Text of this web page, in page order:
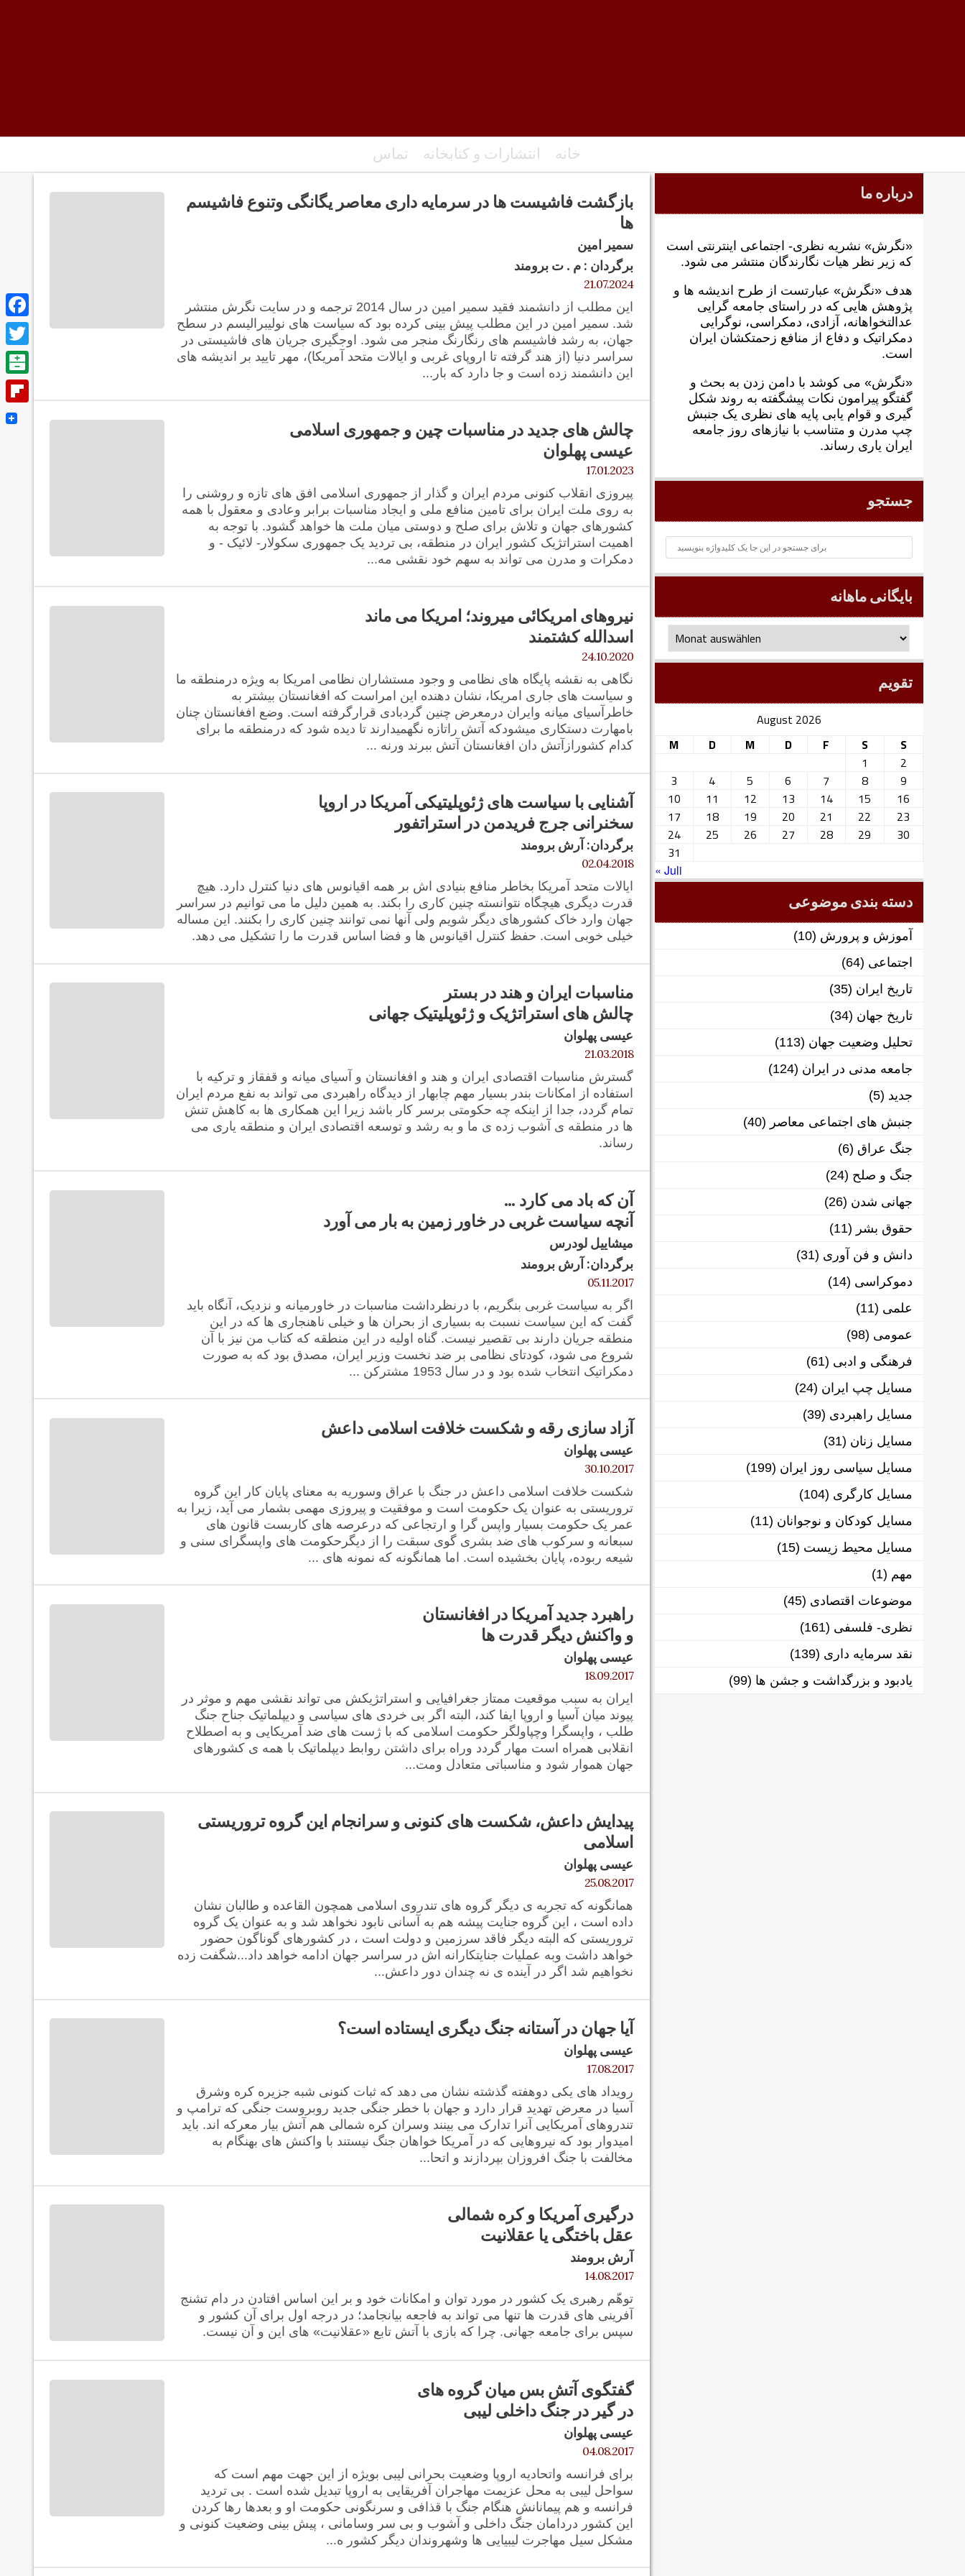
تماس انتشارات و کتابخانه خانه
بازگشت فاشیست ها در سرمایه داری معاصر یگانگی وتنوع فاشیسم
ها
سمیر امین
برگردان : م . ت برومند
21.07.2024
این مطلب از دانشمند فقید سمیر امین در سال 2014 ترجمه و در سایت نگرش منتشر
شد. سمیر امین در این مطلب پیش بینی کرده بود که سیاست های نولیبرالیسم در سطح
جهان، به رشد فاشیسم های رنگارنگ منجر می شود. اوجگیری جریان های فاشیستی در
سراسر دنیا (از هند گرفته تا اروپای غربی و ایالات متحد آمریکا)، مهر تایید بر اندیشه های
این دانشمند زده است و جا دارد که بار...
چالش های جدید در مناسبات چین و جمهوری اسلامی
عیسی پهلوان
17.01.2023
پیروزی انقلاب کنونی مردم ایران و گذار از جمهوری اسلامی افق های تازه و روشنی را
به روی ملت ایران برای تامین منافع ملی و ایجاد مناسبات برابر وعادی و معقول با همه
کشورهای جهان و تلاش برای صلح و دوستی میان ملت ها خواهد گشود. با توجه به
اهمیت استراتژیک کشور ایران در منطقه، بی تردید یک جمهوری سکولار- لائیک - و
دمکرات و مدرن می تواند به سهم خود نقشی مه...
نیروهای امریکائی میروند؛ امریکا می ماند
اسدالله کشتمند
24.10.2020
نگاهی به نقشه پایگاه های نظامی و وجود مستشاران نظامی امریکا به ویژه درمنطقه ما
و سیاست های جاری امریکا، نشان دهنده این امراست که افغانستان بیشتر به
خاطرآسیای میانه وایران درمعرض چنین گردبادی قرارگرفته است. وضع افغانستان چنان
بامهارت دستکاری میشودکه آتش راتازه نگهمیدارند تا دیده شود که درمنطقه ما برای
کدام کشورازآتش دان افغانستان آتش ببرند ورنه ...
آشنایی با سیاست های ژئوپلیتیکی آمریکا در اروپا
سخنرانی جرج فریدمن در استراتفور
برگردان: آرش برومند
02.04.2018
ایالات متحد آمریکا بخاطر منافع بنیادی اش بر همه اقیانوس های دنیا کنترل دارد. هیچ
قدرت دیگری هیچگاه نتوانسته چنین کاری را بکند. به همین دلیل ما می توانیم در سراسر
جهان وارد خاک کشورهای دیگر شویم ولی آنها نمی توانند چنین کاری را بکنند. این مساله
خیلی خوبی است. حفظ کنترل اقیانوس ها و فضا اساس قدرت ما را تشکیل می دهد.
مناسبات ایران و هند در بستر
چالش های استراتژیک و ژئوپلیتیک جهانی
عیسی پهلوان
21.03.2018
گسترش مناسبات اقتصادی ایران و هند و افغانستان و آسیای میانه و قفقاز و ترکیه با
استفاده از امکانات بندر بسیار مهم چابهار از دیدگاه راهبردی می تواند به نفع مردم ایران
تمام گردد، جدا از اینکه چه حکومتی برسر کار باشد زیرا این همکاری ها به کاهش تنش
ها در منطقه ی آشوب زده ی ما و به رشد و توسعه اقتصادی ایران و منطقه یاری می
رساند.
آن که باد می کارد …
آنچه سیاست غربی در خاور زمین به بار می آورد
میشاییل لودرس
برگردان: آرش برومند
05.11.2017
اگر به سیاست غربی بنگریم، با درنظرداشت مناسبات در خاورمیانه و نزدیک، آنگاه باید
گفت که این سیاست نسبت به بسیاری از بحران ها و خیلی ناهنجاری ها که در این
منطقه جریان دارند بی تقصیر نیست. گناه اولیه در این منطقه که کتاب من نیز با آن
شروع می شود، کودتای نظامی بر ضد نخست وزیر ایران، مصدق بود که به صورت
دمکراتیک انتخاب شده بود و در سال 1953 مشترکن ...
آزاد سازی رقه و شکست خلافت اسلامی داعش
عیسی پهلوان
30.10.2017
شکست خلافت اسلامی داعش در جنگ با عراق وسوریه به معنای پایان کار این گروه
تروریستی به عنوان یک حکومت است و موفقیت و پیروزی مهمی بشمار می آید، زیرا به
عمر یک حکومت بسیار واپس گرا و ارتجاعی که درعرصه های کاربست قانون های
سبعانه و سرکوب های ضد بشری گوی سبقت را از دیگرحکومت های واپسگرای سنی و
شیعه ربوده، پایان بخشیده است. اما همانگونه که نمونه های ...
راهبرد جدید آمریکا در افغانستان
و واکنش دیگر قدرت ها
عیسی پهلوان
18.09.2017
ایران به سبب موقعیت ممتاز جغرافیایی و استراتژیکش می تواند نقشی مهم و موثر در
پیوند میان آسیا و اروپا ایفا کند، البته اگر بی خردی های سیاسی و دیپلماتیک جناح جنگ
طلب ، واپسگرا وچپاولگر حکومت اسلامی که با ژست های ضد آمریکایی و به اصطلاح
انقلابی همراه است مهار گردد وراه برای داشتن روابط دیپلماتیک با همه ی کشورهای
جهان هموار شود و مناسباتی متعادل ومت...
پیدایش داعش، شکست های کنونی و سرانجام این گروه تروریستی
اسلامی
عیسی پهلوان
25.08.2017
همانگونه که تجربه ی دیگر گروه های تندروی اسلامی همچون القاعده و طالبان نشان
داده است ، این گروه جنایت پیشه هم به آسانی نابود نخواهد شد و به عنوان یک گروه
تروریستی که البته دیگر فاقد سرزمین و دولت است ، در کشورهای گوناگون حضور
خواهد داشت وبه عملیات جنایتکارانه اش در سراسر جهان ادامه خواهد داد...شگفت زده
نخواهیم شد اگر در آینده ی نه چندان دور داعش...
آیا جهان در آستانه جنگ دیگری ایستاده است؟
عیسی پهلوان
17.08.2017
رویداد های یکی دوهفته گذشته نشان می دهد که ثبات کنونی شبه جزیره کره وشرق
آسیا در معرض تهدید قرار دارد و جهان با خطر جنگی جدید روبروست جنگی که ترامپ و
تندروهای آمریکایی آنرا تدارک می بینند وسران کره شمالی هم آتش بیار معرکه اند. باید
امیدوار بود که نیروهایی که در آمریکا خواهان جنگ نیستند با واکنش های بهنگام به
مخالفت با جنگ افروزان بپردازند و اتحا...
درگیری آمریکا و کره شمالی
عقل باختگی یا عقلانیت
آرش برومند
14.08.2017
توهّم رهبری یک کشور در مورد توان و امکانات خود و بر این اساس افتادن در دام تشنج
آفرینی های قدرت ها تنها می تواند به فاجعه بیانجامد؛ در درجه اول برای آن کشور و
سپس برای جامعه جهانی. چرا که بازی با آتش تابع «عقلانیت» های این و آن نیست.
گفتگوی آتش بس میان گروه های
در گیر در جنگ داخلی لیبی
عیسی پهلوان
04.08.2017
برای فرانسه واتحادیه اروپا وضعیت بحرانی لیبی بویژه از این جهت مهم است که
سواحل لیبی به محل عزیمت مهاجران آفریقایی به اروپا تبدیل شده است . بی تردید
فرانسه و هم پیمانانش هنگام جنگ با قذافی و سرنگونی حکومت او و بعدها رها کردن
این کشور دردامان جنگ داخلی و آشوب و بی سر وسامانی ، پیش بینی وضعیت کنونی و
مشکل سیل مهاجرت لیبیایی ها وشهروندان دیگر کشور ه...
درباره ما
«نگرش» نشریه نظری- اجتماعی اینترنتی است
که زير نظر هيات نگارندگان منتشر می شود.
هدف «نگرش» عبارتست از طرح انديشه ها و
پژوهش هايی که در راستای جامعه گرايی
عدالتخواهانه، آزادی، دمکراسی، نوگرايی
دمکراتيک و دفاع از منافع زحمتکشان ايران
است.
«نگرش» می کوشد با دامن زدن به بحث و
گفتگو پيرامون نکات پیشگفته به روند شکل
گيری و قوام يابی پايه های نظری يک جنبش
چپ مدرن و متناسب با نيازهای روز جامعه
ايران ياری رساند.
جستجو
بایگانی ماهانه
بایگانی
ماهانه
تقویم
August 2026
M
D M D F S
S
1
2
3
4 5 6 7 8
9
10
11 12 13 14 15
16
17
18 19 20 21 22
23
24
25 26 27 28 29
30
31
« Juli
دسته بندی موضوعی
آموزش و پرورش (10)
اجتماعی (64)
تاریخ ایران (35)
تاریخ جهان (34)
تحلیل وضعیت جهان (113)
جامعه مدنی در ایران (124)
جدید (5)
جنبش های اجتماعی معاصر (40)
جنگ عراق (6)
جنگ و صلح (24)
جهانی شدن (26)
حقوق بشر (11)
دانش و فن آوری (31)
دموکراسی (14)
علمی (11)
عمومی (98)
فرهنگی و ادبی (61)
مسایل چپ ایران (24)
مسایل راهبردی (39)
مسایل زنان (31)
مسایل سیاسی روز ایران (199)
مسایل کارگری (104)
مسایل کودکان و نوجوانان (11)
مسایل محیط زیست (15)
مهم (1)
موضوعات اقتصادی (45)
نظری- فلسفی (161)
نقد سرمایه داری (139)
یادبود و بزرگداشت و جشن ها (99)
Facebook
Twitter
Balatarin
Flipboard